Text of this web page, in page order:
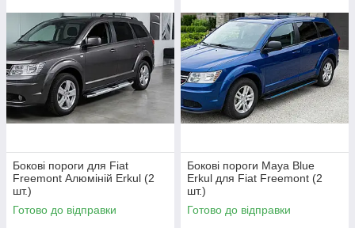
Бокові пороги для Fiat
Freemont Алюміній Erkul (2
шт.)
Готово до відправки
Бокові пороги Maya Blue
Erkul для Fiat Freemont (2
шт.)
Готово до відправки